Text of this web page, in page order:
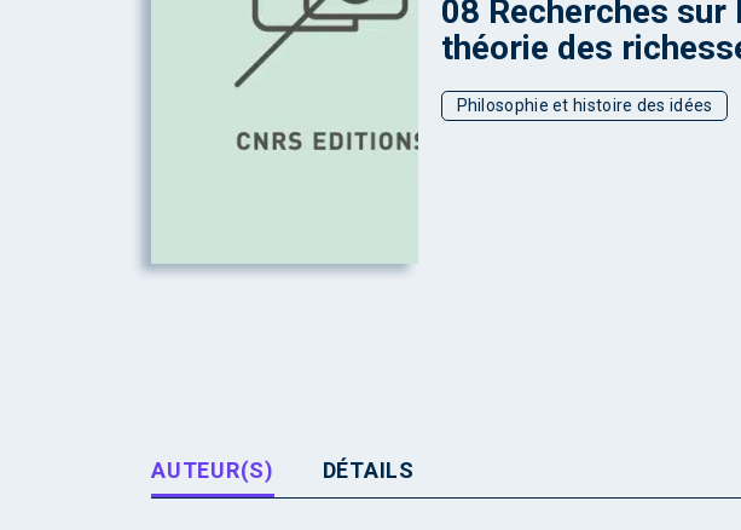
08 Recherches
théorie des
Philosophie et histoire des idées
AUTEUR(S) DÉTAILS